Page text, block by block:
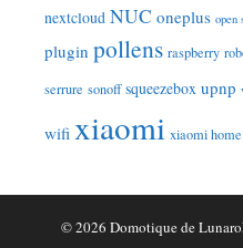
nextcloud NUC oneplus open
plugin pollens raspberry
serrure sonoff squeezebox upnp
wifi xiaomi xiaomi home
© 2026 Domotique de